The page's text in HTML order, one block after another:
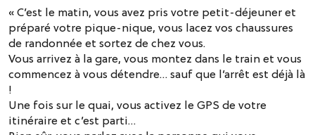
« C’est le matin, vous avez pris votre petit-déjeuner et
préparé votre pique-nique, vous lacez vos chaussures
de randonnée et sortez de chez vous.
Vous arrivez à la gare, vous montez dans le train et vous
commencez à vous détendre… sauf que l’arrêt est déjà là
!
Une fois sur le quai, vous activez le GPS de votre
itinéraire et c’est parti…